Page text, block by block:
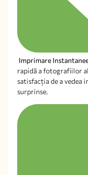
Imprimare
rapidă a fotografiilor
satisfacția de a
surprinse.